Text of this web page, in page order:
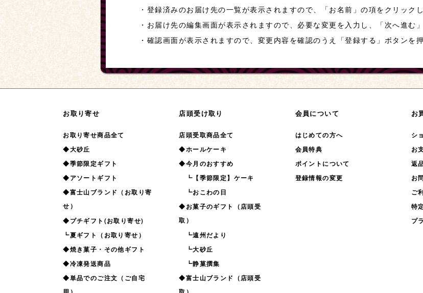
・登録済みのお届け先の一覧が表示されますので、「お名前」の項をクリックし
・お届け先の編集画面が表示されますので、必要な変更を入力し、「次へ進む
・確認画面が表示されますので、変更内容を確認のうえ「登録する」ボタンを
お取り寄せ
お取り寄せ商品全て
◆大砂丘
◆季節限定ギフト
◆アソートギフト
◆富士山ブランド（お取り寄
せ）
◆プチギフト(お取り寄せ)
┗夏ギフト（お取り寄せ）
◆焼き菓子・その他ギフト
◆冷凍発送商品
◆単品でのご注文（ご自宅
店頭受け取り
店頭受取商品全て
◆ホールケーキ
◆今月のおすすめ
┗【季節限定】ケーキ
┗おこわの日
◆お菓子のギフト（店頭受
取）
┗遠州だより
┗大砂丘
┗静菓撰集
◆富士山ブランド（店頭受
会員について
はじめての方へ
会員特典
ポイントについて
登録情報の変更
お
シ
お
返
お
ご
特
プ